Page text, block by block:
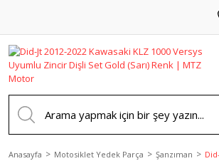
Anasayfa Motosiklet Yedek Parça Şanzıman